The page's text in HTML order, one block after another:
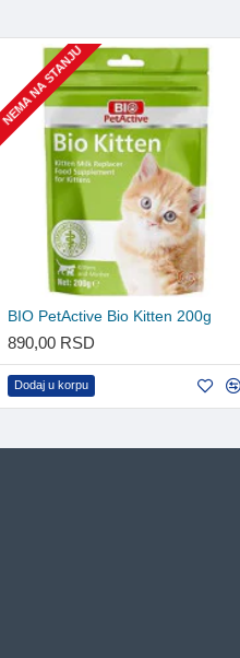
NEMA NA STANJU
BIO PetActive Bio Kitten 200g
890,00 RSD
Dodaj u korpu